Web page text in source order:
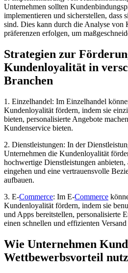
Unternehmen sollten
implementieren und sicherstellen, dass
sind. Dies kann durch die Analyse von
präferenzen erfolgen, um
Strategien zur
Kundenloyalität in
Branchen
1. Einzelhandel: Im Einzelhandel
Kundenloyalität fördern, indem sie
bieten, personalisierte Angebote
Kundenservice bieten.
2. Dienstleistungen: In der
Unternehmen die Kundenloyalität
hochwertige Dienstleistungen
eingehen und eine vertrauensvolle
aufbauen.
3. E-Commerce: Im E-Commerce
Kundenloyalität fördern, indem sie
und Apps bereitstellen, personalisierte
einen schnellen und effizienten Versand
Wie Unternehmen
Wettbewerbsvorteil